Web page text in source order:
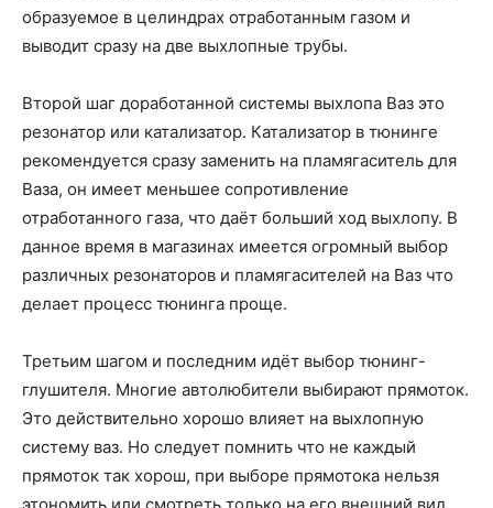
образуемое в целиндрах отработанным газом и
выводит сразу на две выхлопные трубы.
Второй шаг доработанной системы выхлопа Ваз это
резонатор или катализатор. Катализатор в тюнинге
рекомендуется сразу заменить на пламягаситель для
Ваза, он имеет меньшее сопротивление
отработанного газа, что даёт больший ход выхлопу. В
данное время в магазинах имеется огромный выбор
различных резонаторов и пламягасителей на Ваз что
делает процесс тюнинга проще.
Третьим шагом и последним идёт выбор тюнинг-
глушителя. Многие автолюбители выбирают прямоток.
Это действительно хорошо влияет на выхлопную
систему ваз. Но следует помнить что не каждый
прямоток так хорош, при выборе прямотока нельзя